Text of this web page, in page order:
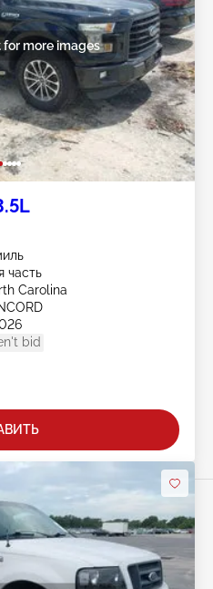
more images
часть
Carolina
bid